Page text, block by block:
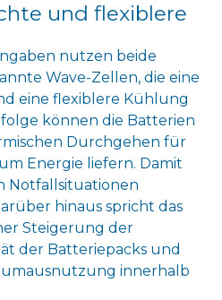
und flexiblere
nutzen beide
Wave-Zellen, die eine
eine flexiblere Kühlung
können die Batterien
Durchgehen für
Energie liefern. Damit
Notfallsituationen
hinaus spricht das
Steigerung der
der Batteriepacks und
innerhalb